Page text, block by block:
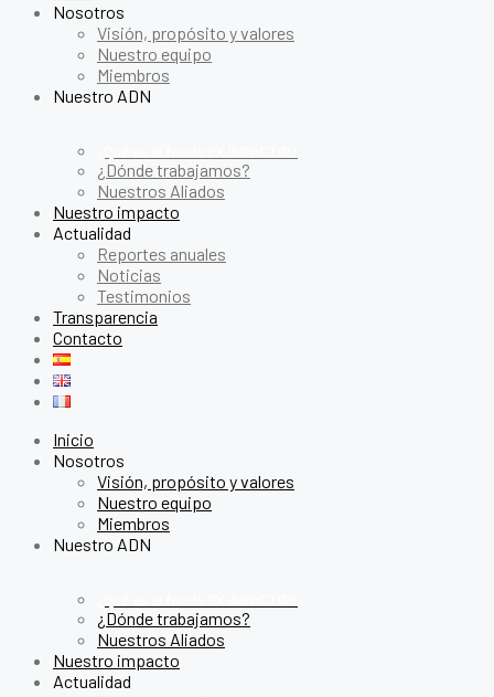
Nosotros
Visión, propósito y valores
Nuestro equipo
Miembros
Nuestro ADN
¿Dónde trabajamos?
Nuestros Aliados
Nuestro impacto
Actualidad
Reportes anuales
Noticias
Testimonios
Transparencia
Contacto
Inicio
Nosotros
Visión, propósito y valores
Nuestro equipo
Miembros
Nuestro ADN
¿Dónde trabajamos?
Nuestros Aliados
Nuestro impacto
Actualidad